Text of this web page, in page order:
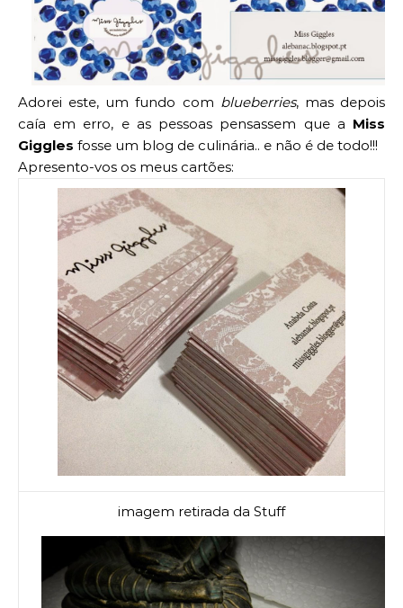
Adorei este, um fundo com blueberries, mas depois
caía em erro, e as pessoas pensassem que a Miss
Giggles fosse um blog de culinária.. e não é de todo!!!
Apresento-vos os meus cartões:
imagem retirada da Stuff